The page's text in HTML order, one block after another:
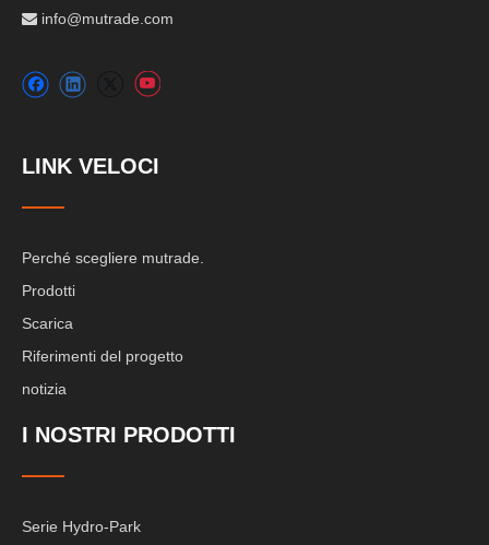
 info@mutrade.com
LINK VELOCI
Perché scegliere mutrade.
Prodotti
Scarica
Riferimenti del progetto
notizia
I NOSTRI PRODOTTI
Serie Hydro-Park